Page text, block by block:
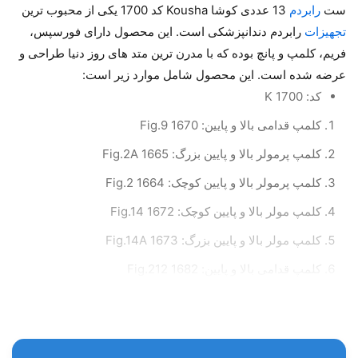
ست رابردم
تجهیزات رابردم دندانپزشکی است. این محصول دارای فورسپس،
فریم، کلمپ و پانچ بوده که با مدرن ترین متد های روز دنیا طراحی و
عرضه شده است. این محصول شامل موارد زیر است:
کد: K 1700
کلمپ قدامی بالا و پایین: 1670 Fig.9
کلمپ پرمولر بالا و پایین بزرگ: 1665 Fig.2A
کلمپ پرمولر بالا و پایین کوچک: 1664 Fig.2
کلمپ مولر بالا و پایین کوچک: 1672 Fig.14
کلمپ مولر بالا و پایین بزرگ: 1673 Fig.14A